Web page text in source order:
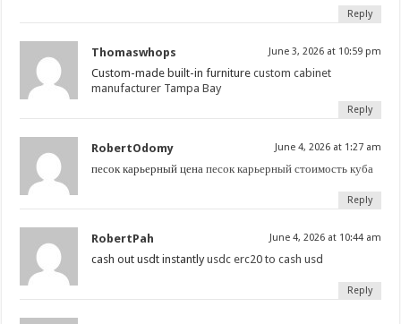
Reply
Thomaswhops June 3, 2026 at 10:59 pm
Custom-made built-in furniturecustom cabinet
manufacturer Tampa Bay
Reply
RobertOdomy June 4, 2026 at 1:27 am
песок карьерный ценапесок карьерный стоимость куба
Reply
RobertPah June 4, 2026 at 10:44 am
cash out usdt instantlyusdc erc20 to cash usd
Reply